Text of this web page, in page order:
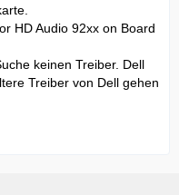
HD Audio 92xx on Board
keinen Treiber. Dell
Treiber von Dell gehen